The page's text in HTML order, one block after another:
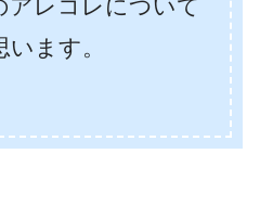
アレコレについて
ます。